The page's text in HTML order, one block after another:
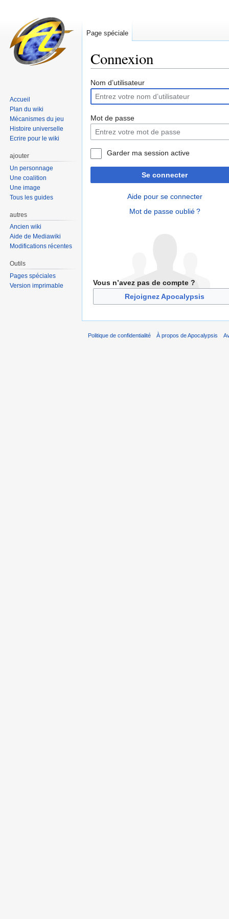
Connexion
Sauter
la
navigation
Sauter
la
recherche
Nom d’utilisateur
Mot de passe
Garder ma session active
Se connecter
Aide pour se connecter
Mot de passe oublié ?
Vous n’avez pas de compte ?
Rejoignez Apocalypsis
Page spéciale
Accueil
Plan du wiki
Mécanismes du jeu
Histoire universelle
Ecrire pour le wiki
ajouter
Un personnage
Une coalition
Une image
Tous les guides
autres
Ancien wiki
Aide de Mediawiki
Modifications récentes
Outils
Pages spéciales
Version imprimable
Politique de confidentialité À propos de Apocalypsis